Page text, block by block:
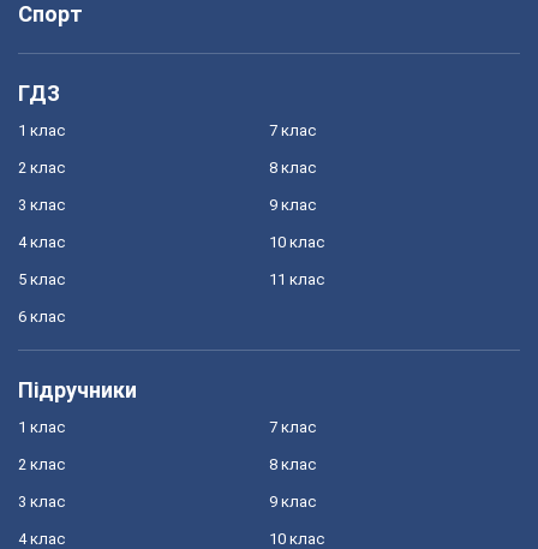
Спорт
ГДЗ
1 клас
2 клас
3 клас
4 клас
5 клас
6 клас
7 клас
8 клас
9 клас
10 клас
11 клас
Підручники
1 клас
2 клас
3 клас
4 клас
7 клас
8 клас
9 клас
10 клас